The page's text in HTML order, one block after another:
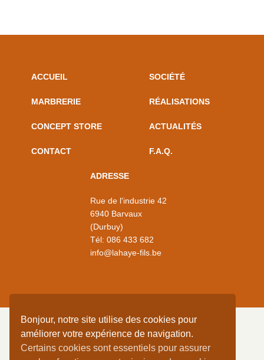
Bonjour, notre site utilise des cookies pour
améliorer votre expérience de navigation.
Certains cookies sont essentiels pour assurer
ACCUEIL SOCIÉTÉ
MARBRERIE RÉALISATIONS
CONCEPT STORE ACTUALITÉS
CONTACT F.A.Q.
ADRESSE
Rue de l'industrie 42
6940 Barvaux
(Durbuy)
Tél:086 433 682
info@lahaye-fils.be
DEMANDEZ VOTRE